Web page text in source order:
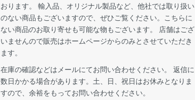
おります。 輸入品、オリジナル製品など、他社では取り扱い
のない商品もございますので、ぜひご覧ください。こちらに
ない商品のお取り寄せも可能な物もございます。 店舗はござ
いませんので販売はホームページからのみとさせていただき
ます。
在庫の確認などはメールにてお問い合わせください。 返信に
数日かかる場合があります。土、日、祝日はお休みとなりま
すので、余裕をもってお問い合わせください。